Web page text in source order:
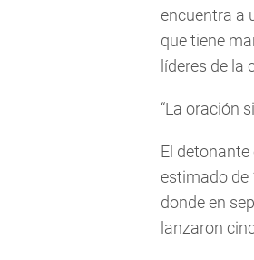
encuentra a
que tiene
líderes de la
“La oración
El
estimado de
donde en
lanzaron